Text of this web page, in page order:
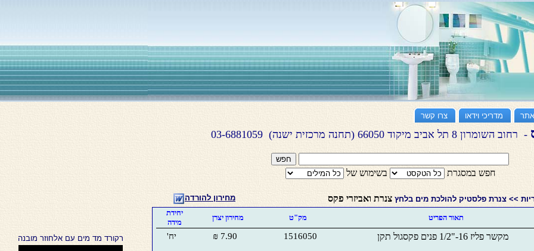
מדריכי וידאו צרו קשר
- רחוב השומרון 8 תל אביב מיקוד 66050 (תחנה מרכזית ישנה) 03-6881059
חפש במסגרת בשימוש של
>> צנרת פלסטיק להולכת מים בלחץצנרת ואביזרי פקס מחירון להורדה
תאור הפריט מק"ט מחירון יצרן
יחידת
מידה
מקשר פליז 16-"1/2 פנים פקסגול תקן 1516050
7.90 ₪ יח' רקורד מד מים עם אלחוזר מובנה